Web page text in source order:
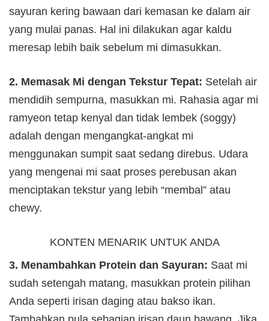
sayuran kering bawaan dari kemasan ke dalam air
yang mulai panas. Hal ini dilakukan agar kaldu
meresap lebih baik sebelum mi dimasukkan.
2. Memasak Mi dengan Tekstur Tepat: Setelah air
mendidih sempurna, masukkan mi. Rahasia agar mi
ramyeon tetap kenyal dan tidak lembek (soggy)
adalah dengan mengangkat-angkat mi
menggunakan sumpit saat sedang direbus. Udara
yang mengenai mi saat proses perebusan akan
menciptakan tekstur yang lebih “membal” atau
chewy.
KONTEN MENARIK UNTUK ANDA
3. Menambahkan Protein dan Sayuran: Saat mi
sudah setengah matang, masukkan protein pilihan
Anda seperti irisan daging atau bakso ikan.